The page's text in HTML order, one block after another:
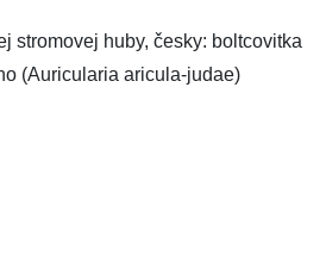
stromovej huby, česky: boltcovitka
(Auricularia aricula-judae)